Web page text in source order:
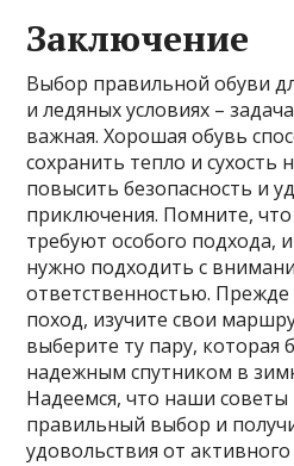
Заключение
Выбор правильной обуви
и ледяных условиях –
важная. Хорошая обувь
сохранить тепло и сухость
повысить безопасность и
приключения. Помните, что
требуют особого подхода,
нужно подходить с
ответственностью.
поход, изучите свои
выберите ту пару, которая
надежным спутником в
Надеемся, что наши советы
правильный выбор и
удовольствия от